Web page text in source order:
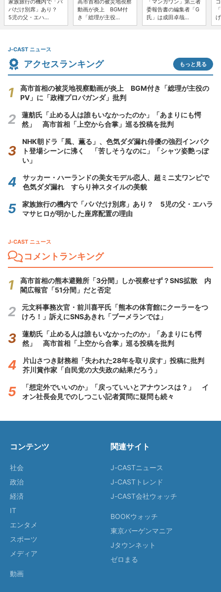
家族旅行の機内で「パ
パだけ別席」あり？
5児の父・エハ...
高市首相の被災地視察
動画が炎上 BGM付
き「総理が主役...
「マンガワン」第三者
委報告書の編集者「G
氏」は成田卓哉...
J-CAST ニュース
アクセスランキング もっと見る
高市首相の被災地視察動画が炎上 BGM付き「総理が主役の
PV」に「政権プロパガンダ」批判
蓮舫氏「止める人は誰もいなかったのか」「あまりにも愕
然」 高市首相「上空から合掌」巡る投稿を批判
NHK朝ドラ「風、薫る」、色気ダダ漏れ俳優の強烈インパク
ト登場シーンに沸く 「苦しそうなのに」「シャツ姿艶っぽ
い」
サッカー・ハーランドの美女モデル恋人、超ミニ丈ワンピで
色気ダダ漏れ すらり神スタイルの美貌
家族旅行の機内で「パパだけ別席」あり？ 5児の父・エハラ
マサヒロが明かした座席配置の理由
J-CAST ニュース
コメントランキング
高市首相の熊本避難所「3分間」しか視察せず？SNS拡散 内
閣広報官「51分間」だと否定
元文科事務次官・前川喜平氏「熊本の体育館にクーラーをつ
けろ！」訴えにSNSあきれ「ブーメランでは」
蓮舫氏「止める人は誰もいなかったのか」「あまりにも愕
然」 高市首相「上空から合掌」巡る投稿を批判
片山さつき財務相「失われた28年を取り戻す」投稿に批判
芥川賞作家「自民党の大失政の結果だろう」
「想定外でいいのか」「戻っていいとアナウンスは？」 イ
オン社長会見でのしつこい記者質問に疑問も続々
コンテンツ
社会
政治
経済
IT
エンタメ
スポーツ
メディア
動画
関連サイト
J-CASTニュース
J-CASTトレンド
J-CAST会社ウォッチ
BOOKウォッチ
東京バーゲンマニア
Jタウンネット
ゼロまる